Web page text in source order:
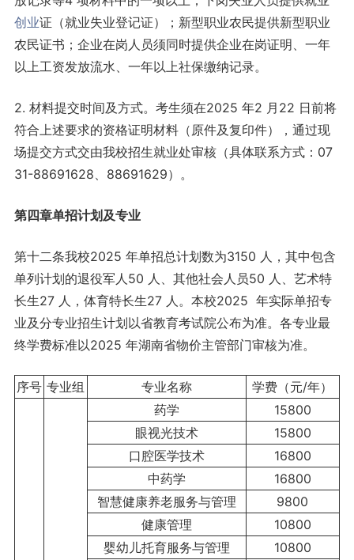
创业证（就业失业登记证）；新型职业农民提供新型职业
农民证书；企业在岗人员须同时提供企业在岗证明、一年
以上工资发放流水、一年以上社保缴纳记录。
2. 材料提交时间及方式。考生须在2025 年2 月22 日前将
符合上述要求的资格证明材料（原件及复印件），通过现
场提交方式交由我校招生就业处审核（具体联系方式：07
31-88691628、88691629）。
第四章单招计划及专业
第十二条我校2025 年单招总计划数为3150 人，其中包含
单列计划的退役军人50 人、其他社会人员50 人、艺术特
长生27 人，体育特长生27 人。本校2025 年实际单招专
业及分专业招生计划以省教育考试院公布为准。各专业最
终学费标准以2025 年湖南省物价主管部门审核为准。
序号 专业组 专业名称 学费（元/年）
药学
15800
眼视光技术
15800
口腔医学技术
16800
中药学
16800
智慧健康养老服务与管理
9800
健康管理
10800
婴幼儿托育服务与管理
10800